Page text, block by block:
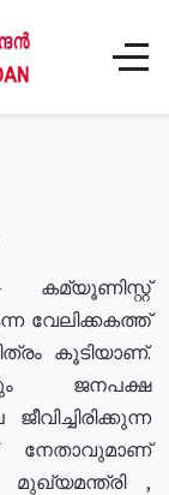
കമ്യൂണിസ്റ്റ്
വേലിക്കകത്ത്
കൂടിയാണ്.
ജനപക്ഷ
നേതാവുമാണ്
മുഖ്യമന്ത്രി ,